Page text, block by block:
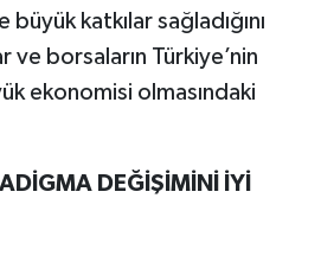
katkılar sağladığını
borsaların Türkiye’nin
ekonomisi olmasındaki
DEĞİŞİMİNİ İYİ